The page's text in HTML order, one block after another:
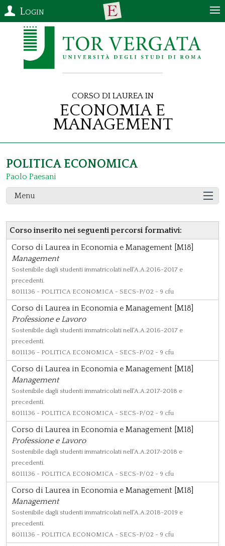
Login
Corso di Laurea in
Economia e
Management
POLITICA ECONOMICA
Paolo Paesani
Menu
Corso inserito nei seguenti percorsi formativi:
Corso di Laurea in Economia e Management [M18]
Management
Sostenibile dagli studenti immatricolati nell'A.A.2016-2017 e
precedenti.
8011136 - POLITICA ECONOMICA - SECS-P/02 - 9 cfu
Corso di Laurea in Economia e Management [M18]
Professione e Lavoro
Sostenibile dagli studenti immatricolati nell'A.A.2016-2017 e
precedenti.
8011136 - POLITICA ECONOMICA - SECS-P/02 - 9 cfu
Corso di Laurea in Economia e Management [M18]
Management
Sostenibile dagli studenti immatricolati nell'A.A.2017-2018 e
precedenti.
8011136 - POLITICA ECONOMICA - SECS-P/02 - 9 cfu
Corso di Laurea in Economia e Management [M18]
Professione e Lavoro
Sostenibile dagli studenti immatricolati nell'A.A.2017-2018 e
precedenti.
8011136 - POLITICA ECONOMICA - SECS-P/02 - 9 cfu
Corso di Laurea in Economia e Management [M18]
Management
Sostenibile dagli studenti immatricolati nell'A.A.2018-2019 e
precedenti.
8011136 - POLITICA ECONOMICA - SECS-P/02 - 9 cfu